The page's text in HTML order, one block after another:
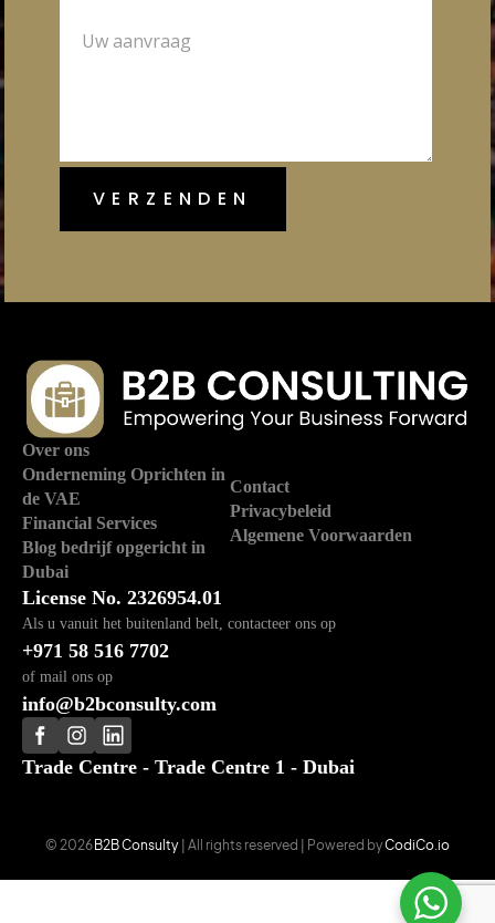
Over ons
Onderneming Oprichten in
de VAE
Financial Services
Blog bedrijf opgericht in
Dubai
Contact
Privacybeleid
Algemene Voorwaarden
License No. 2326954.01
Als u vanuit het buitenland belt, contacteer ons op
+971 58 516 7702
of mail ons op
info@b2bconsulty.com
Trade Centre - Trade Centre 1 - Dubai
© 2026 B2B Consulty | All rights reserved | Powered byCodiCo.io